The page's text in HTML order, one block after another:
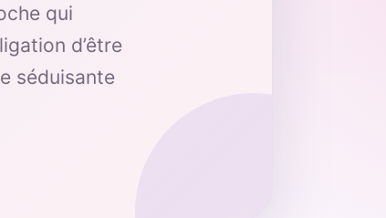
qui
d’être
séduisante